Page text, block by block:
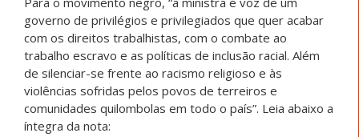
governo de privilégios e privilegiados que quer acabar
com os direitos trabalhistas, com o combate ao
trabalho escravo e as políticas de inclusão racial. Além
de silenciar-se frente ao racismo religioso e às
violências sofridas pelos povos de terreiros e
comunidades quilombolas em todo o país”. Leia abaixo a
íntegra da nota: